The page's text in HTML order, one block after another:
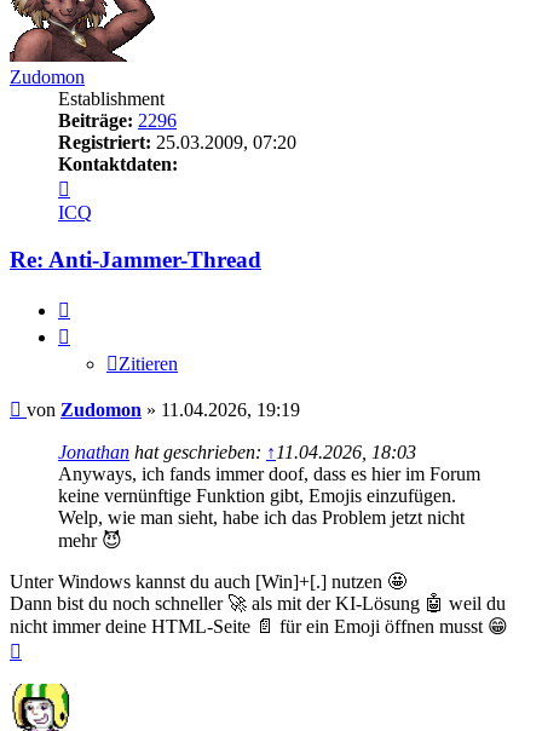
Zudomon
Establishment
Beiträge: 2296
Registriert: 25.03.2009, 07:20
Kontaktdaten:
von
Zudomon
ICQ
Re: Anti-Jammer-Thread
Zitieren
Beitrag
von Zudomon » 11.04.2026, 19:19
Jonathan hat geschrieben: ↑ 11.04.2026, 18:03
Anyways, ich fands immer doof, dass es hier im Forum
keine vernünftige Funktion gibt, Emojis einzufügen.
Welp, wie man sieht, habe ich das Problem jetzt nicht
mehr 😈
Unter Windows kannst du auch [Win]+[.] nutzen 🤩
Dann bist du noch schneller 🚀 als mit der KI-Lösung 🤖 weil du
nicht immer deine HTML-Seite 📄 für ein Emoji öffnen musst 😁